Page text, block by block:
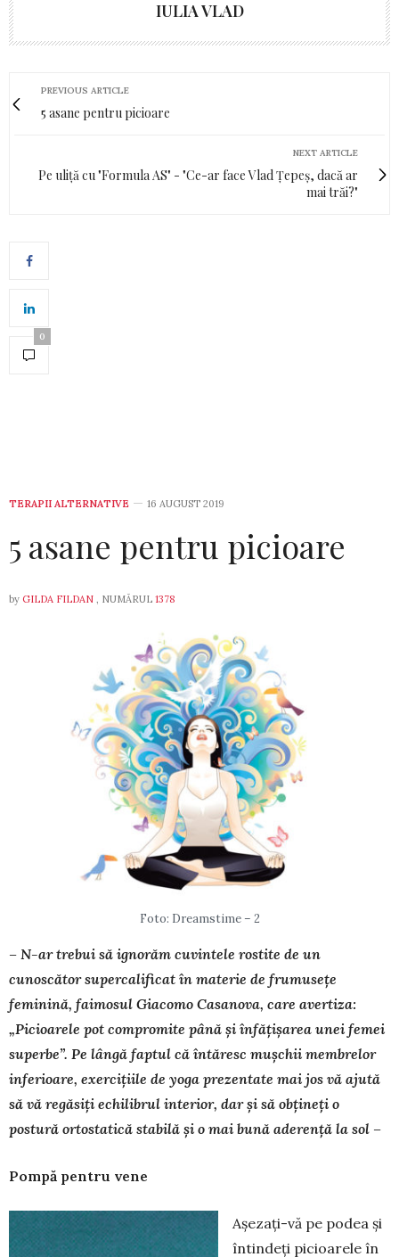
IULIA VLAD
PREVIOUS ARTICLE
5 asane pentru picioare
NEXT ARTICLE
Pe uliță cu "Formula AS" - "Ce-ar face Vlad Țepeș, dacă ar
mai trăi?"
0
TERAPII ALTERNATIVE 16 AUGUST 2019
5 asane pentru picioare
by GILDA FILDAN , NUMĂRUL 1378
Foto: Dreamstime – 2
– N-ar trebui să ignorăm cuvintele rostite de un
cunoscător super­calificat în materie de frumusețe
feminină, faimosul Giacomo Casa­nova, care avertiza:
„Picioarele pot compromite până și înfățișarea unei femei
superbe”. Pe lângă faptul că întăresc mușchii membrelor
inferioare, exercițiile de yoga prezentate mai jos vă ajută
să vă regăsiți echilibrul interior, dar și să obțineți o
postură ortostatică stabilă și o mai bună aderență la sol –
Pompă pentru vene
Așezați-vă pe podea și
întindeți picioa­rele în